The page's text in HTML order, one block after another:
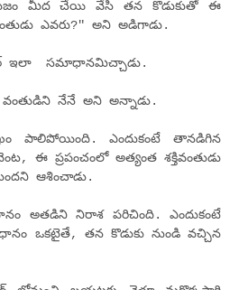
మీద చేయి వేసి తన కొడుకుతో ఈ
ఎవరు?" అని అడిగాడు.
ఇలా సమాధానమిచ్చాడు.
వంతుడిని నేనే అని అన్నాడు.
పాలిపోయింది. ఎందుకంటే తానడిగిన
ఈ ప్రపంచంలో అత్యంత శక్తివంతుడు
ఆశించాడు.
అతడిని నిరాశ పరిచింది. ఎందుకంటే
ఒకటైతే, తన కొడుకు నుండి వచ్చిన